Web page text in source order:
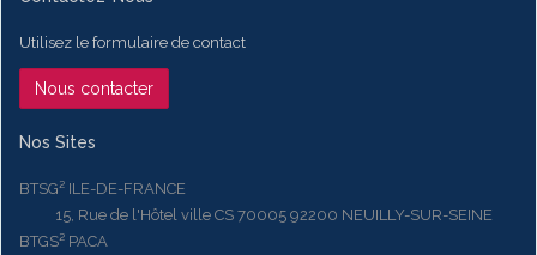
Utilisez le formulaire de contact
Nous contacter
Nos Sites
BTSG² ILE-DE-FRANCE
15, Rue de l'Hôtel ville CS 70005 92200 NEUILLY-SUR-SEINE
BTGS² PACA